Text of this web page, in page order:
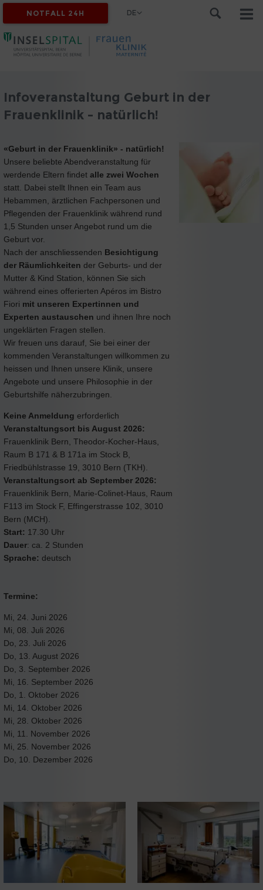
NOTFALL 24H DE
Infoveranstaltung Geburt in der
Frauenklinik - natürlich!
«Geburt in der Frauenklinik» - natürlich!
Unsere beliebte Abendveranstaltung für
werdende Eltern findet alle zwei Wochen
statt. Dabei stellt Ihnen ein Team aus
Hebammen, ärztlichen Fachpersonen und
Pflegenden der Frauenklinik während rund
1,5 Stunden unser Angebot rund um die
Geburt vor.
Nach der anschliessenden Besichtigung
der Räumlichkeiten der Geburts- und der
Mutter & Kind Station, können Sie sich
während eines offerierten Apéros im Bistro
Fiori mit unseren Expertinnen und
Experten austauschen und ihnen Ihre noch
ungeklärten Fragen stellen.
Wir freuen uns darauf, Sie bei einer der
kommenden Veranstaltungen willkommen zu
heissen und Ihnen unsere Klinik, unsere
Angebote und unsere Philosophie in der
Geburtshilfe näherzubringen.
Keine Anmeldung erforderlich
Veranstaltungsort bis August 2026:
Frauenklinik Bern, Theodor-Kocher-Haus,
Raum B 171 & B 171a im Stock B,
Friedbühlstrasse 19, 3010 Bern (TKH).
Veranstaltungsort ab September 2026:
Frauenklinik Bern, Marie-Colinet-Haus, Raum
F113 im Stock F, Effingerstrasse 102, 3010
Bern (MCH).
Start: 17.30 Uhr
Dauer: ca. 2 Stunden
Sprache: deutsch
Termine:
Mi, 24. Juni 2026
Mi, 08. Juli 2026
Do, 23. Juli 2026
Do, 13. August 2026
Do, 3. September 2026
Mi, 16. September 2026
Do, 1. Oktober 2026
Mi, 14. Oktober 2026
Mi, 28. Oktober 2026
Mi, 11. November 2026
Mi, 25. November 2026
Do, 10. Dezember 2026